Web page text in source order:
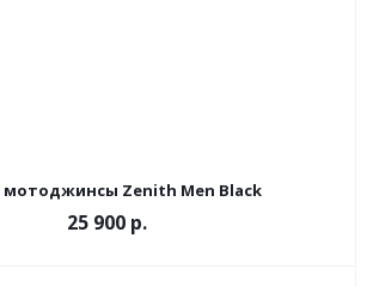
мотоджинсы Zenith Men Black
25 900 р.